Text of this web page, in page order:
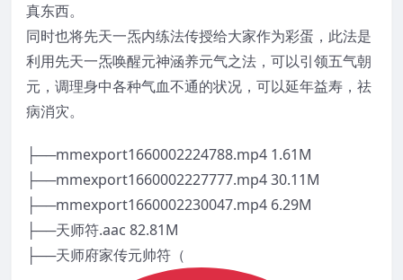
真东西。
同时也将先天一炁内练法传授给大家作为彩蛋，此法是
利用先天一炁唤醒元神涵养元气之法，可以引领五气朝
元，调理身中各种气血不通的状况，可以延年益寿，祛
病消灾。
├──mmexport1660002224788.mp4 1.61M
├──mmexport1660002227777.mp4 30.11M
├──mmexport1660002230047.mp4 6.29M
├──天师符.aac 82.81M
├──天师府家传元帅符（